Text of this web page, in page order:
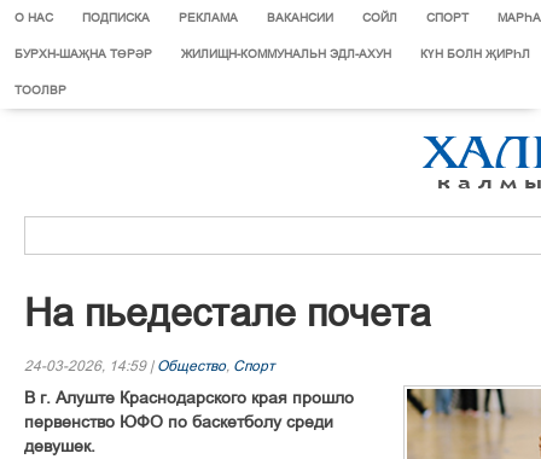
О НАС ПОДПИСКА РЕКЛАМА ВАКАНСИИ СОЙЛ СПОРТ
БУРХН-ШАҖНА ТӨРӘР ЖИЛИЩН-КОММУНАЛЬН ЭДЛ-АХУН КҮН БОЛН ҖИРҺЛ
ТООЛВР
На пьедестале почета
24-03-2026, 14:59 | Общество, Спорт
В г. Алуште Краснодарского края прошло
первенство ЮФО по баскетболу среди
девушек.